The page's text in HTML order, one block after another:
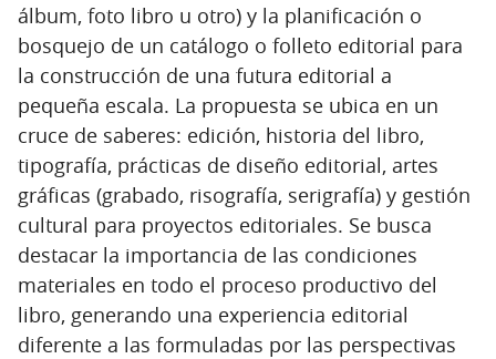
álbum, foto libro u otro) y la planificación o
bosquejo de un catálogo o folleto editorial para
la construcción de una futura editorial a
pequeña escala. La propuesta se ubica en un
cruce de saberes: edición, historia del libro,
tipografía, prácticas de diseño editorial, artes
gráficas (grabado, risografía, serigrafía) y gestión
cultural para proyectos editoriales. Se busca
destacar la importancia de las condiciones
materiales en todo el proceso productivo del
libro, generando una experiencia editorial
diferente a las formuladas por las perspectivas